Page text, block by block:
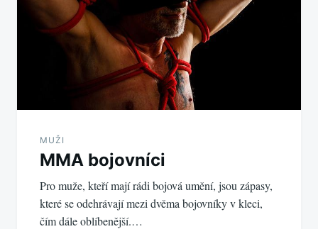
MUŽI
MMA bojovníci
Pro muže, kteří mají rádi bojová umění, jsou zápasy,
které se odehrávají mezi dvěma bojovníky v kleci,
čím dále oblíbenější.…